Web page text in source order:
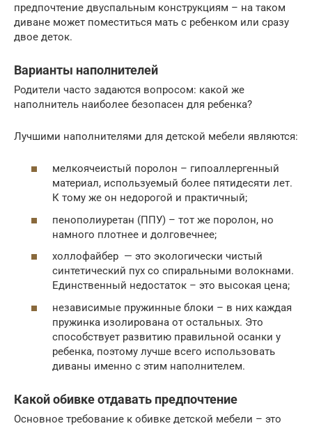
предпочтение двуспальным конструкциям – на таком
диване может поместиться мать с ребенком или сразу
двое деток.
Варианты наполнителей
Родители часто задаются вопросом: какой же
наполнитель наиболее безопасен для ребенка?
Лучшими наполнителями для детской мебели являются:
мелкоячеистый поролон – гипоаллергенный
материал, используемый более пятидесяти лет.
К тому же он недорогой и практичный;
пенополиуретан (ППУ) – тот же поролон, но
намного плотнее и долговечнее;
холлофайбер — это экологически чистый
синтетический пух со спиральными волокнами.
Единственный недостаток – это высокая цена;
независимые пружинные блоки – в них каждая
пружинка изолирована от остальных. Это
способствует развитию правильной осанки у
ребенка, поэтому лучше всего использовать
диваны именно с этим наполнителем.
Какой обивке отдавать предпочтение
Основное требование к обивке детской мебели – это